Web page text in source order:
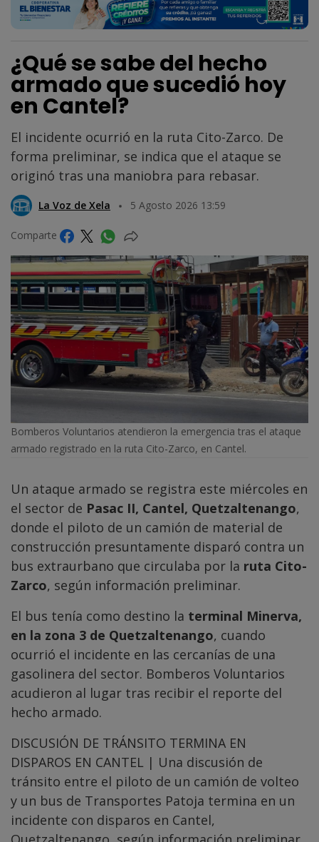
¿Qué se sabe del hecho
armado que sucedió hoy
en Cantel?
El incidente ocurrió en la ruta Cito-Zarco. De
forma preliminar, se indica que el ataque se
originó tras una maniobra para rebasar.
La Voz de Xela 5 Agosto 2026 13:59
Comparte
Bomberos Voluntarios atendieron la emergencia tras el ataque
armado registrado en la ruta Cito-Zarco, en Cantel.
Un ataque armado se registra este miércoles en
el sector de Pasac II, Cantel, Quetzaltenango,
donde el piloto de un camión de material de
construcción presuntamente disparó contra un
bus extraurbano que circulaba por la ruta Cito-
Zarco, según información preliminar.
El bus tenía como destino la terminal Minerva,
en la zona 3 de Quetzaltenango, cuando
ocurrió el incidente en las cercanías de una
gasolinera del sector. Bomberos Voluntarios
acudieron al lugar tras recibir el reporte del
hecho armado.
DISCUSIÓN DE TRÁNSITO TERMINA EN
DISPAROS EN CANTEL | Una discusión de
tránsito entre el piloto de un camión de volteo
y un bus de Transportes Patoja termina en un
incidente con disparos en Cantel,